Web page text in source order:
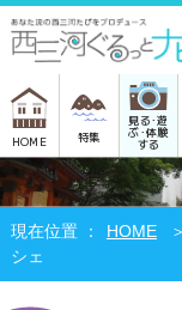
HOME 特集
見る･遊
ぶ･体験
する
HOME
シェ